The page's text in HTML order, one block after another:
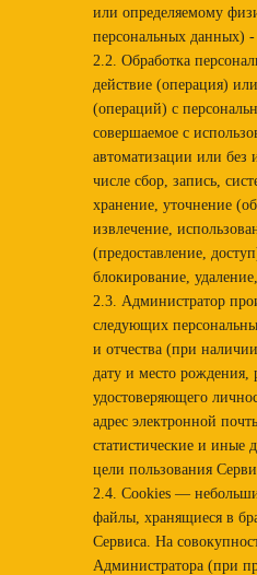
или определяемому
персональных данных) -
2.2. Обработка
действие (операция)
(операций) с
совершаемое с
автоматизации или без
числе сбор, запись,
хранение, уточнение
извлечение,
(предоставление,
блокирование,
2.3. Администратор
следующих
и отчества (при
дату и место рождения,
удостоверяющего
адрес электронной
статистические и иные
цели пользования
2.4. Cookies —
файлы, хранящиеся в
Сервиса. На
Администратора (при